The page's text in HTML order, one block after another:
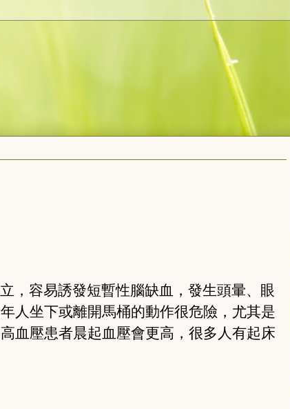
，容易誘發短暫性腦缺血，發生頭暈、眼
人坐下或離開馬桶的動作很危險，尤其是
血壓患者晨起血壓會更高，很多人有起床